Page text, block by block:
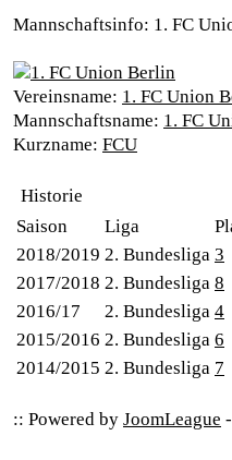
Mannschaftsinfo: 1. FC
Vereinsname: 1. FC Union
Mannschaftsname: 1. FC
Kurzname: FCU
Historie
Saison
Liga
2018/2019 2. Bundesliga 3
2017/2018 2. Bundesliga 8
2016/17
2. Bundesliga 4
2015/2016 2. Bundesliga 6
2014/2015 2. Bundesliga 7
:: Powered by JoomLeague -